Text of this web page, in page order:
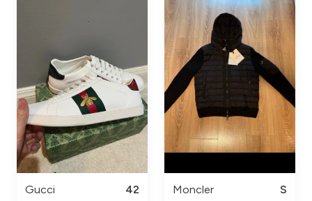
Gucci
42
Moncler
S